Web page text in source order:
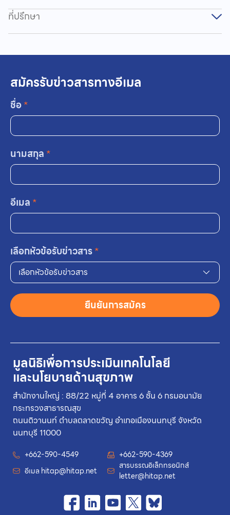
ที่ปรึกษา
มูลนิธิเพื่อการประเมินเทคโนโลยี
และนโยบายด้านสุขภาพ
สำนักงานใหญ่ : 88/22 หมู่ที่ 4 อาคาร 6 ชั้น 6 กรมอนามัย
กระทรวงสาธารณสุข
ถนนติวานนท์ ตำบลตลาดขวัญ อำเภอเมืองนนทบุรี จังหวัด
นนทบุรี 11000
+662-590-4549
+662-590-4369
อีเมล hitap@hitap.net
สารบรรณอิเล็กทรอนิกส์
letter@hitap.net
สมัครรับข่าวสารทางอีเมล
ชื่อ*
นามสกุล *
อีเมล *
เลือกหัวข้อรับข่าวสาร*
เลือกหัวข้อรับข่าวสาร
ยืนยันการสมัคร